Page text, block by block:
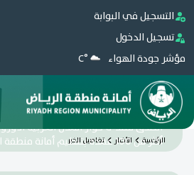
التسجيل في البوابة
تسجيل الدخول
مؤشر جودة الهواء
°C
الرئيسية الأخبار تفاصيل الخبر
انطلاق منتدى حوار المدن العربية
أكثر من 100 عمدة بتنظيم أمانة منطقة الرياض